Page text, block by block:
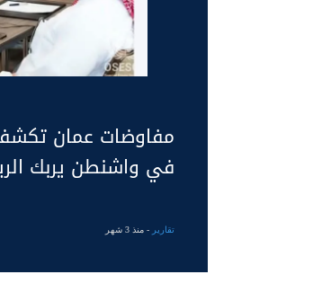
مفاوضات عمان تكشف
في واشنطن يربك
تقارير - منذ 3 شهر